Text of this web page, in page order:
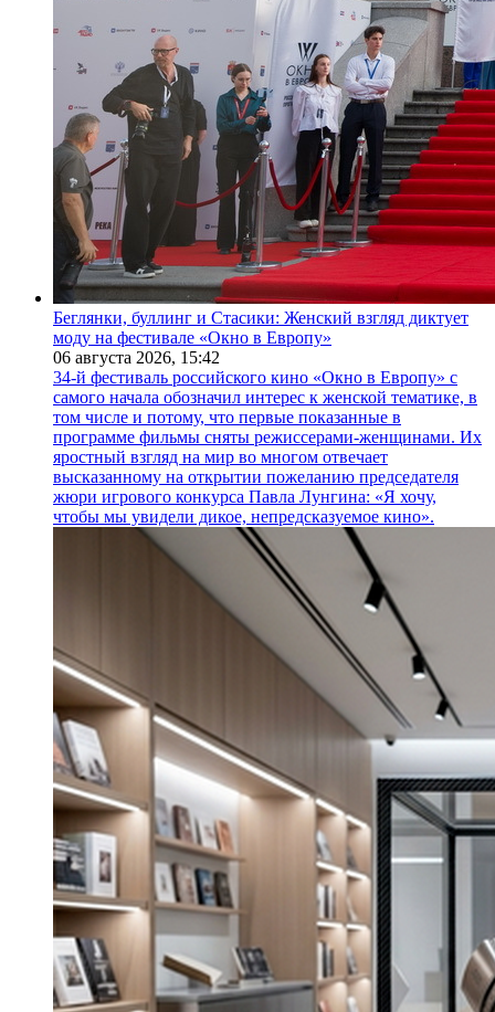
Беглянки, буллинг и Стасики: Женский взгляд диктует
моду на фестивале «Окно в Европу»
06 августа 2026, 15:42
34-й фестиваль российского кино «Окно в Европу» с
самого начала обозначил интерес к женской тематике, в
том числе и потому, что первые показанные в
программе фильмы сняты режиссерами-женщинами. Их
яростный взгляд на мир во многом отвечает
высказанному на открытии пожеланию председателя
жюри игрового конкурса Павла Лунгина: «Я хочу,
чтобы мы увидели дикое, непредсказуемое кино».